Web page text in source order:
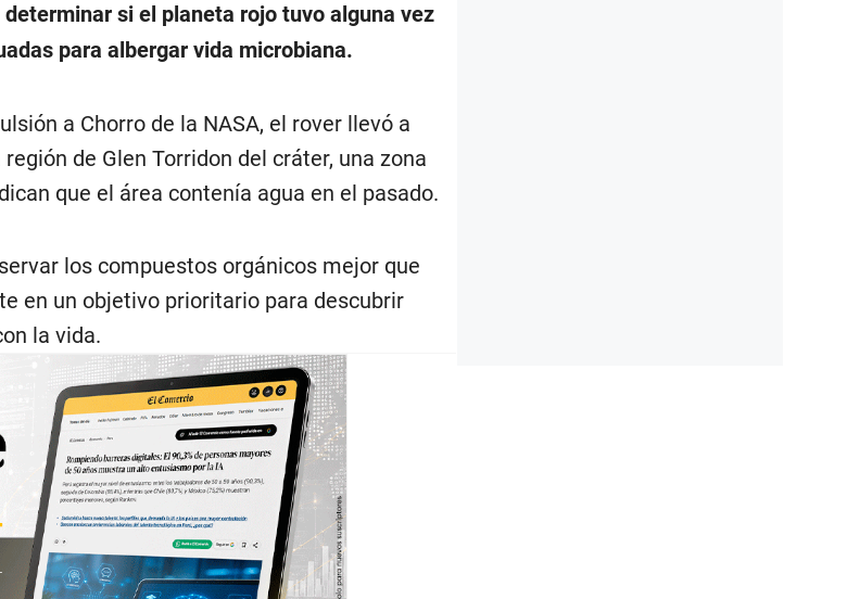
si el planeta rojo tuvo alguna vez
para albergar vida microbiana.
a Chorro de la NASA, el rover llevó a
de Glen Torridon del cráter, una zona
que el área contenía agua en el pasado.
los compuestos orgánicos mejor que
en un objetivo prioritario para descubrir
la vida.